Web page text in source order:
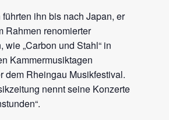
ihn bis nach Japan, er
Rahmen renomierter
wie „Carbon und Stahl“ in
Kammermusiktagen
dem Rheingau Musikfestival.
nennt seine Konzerte